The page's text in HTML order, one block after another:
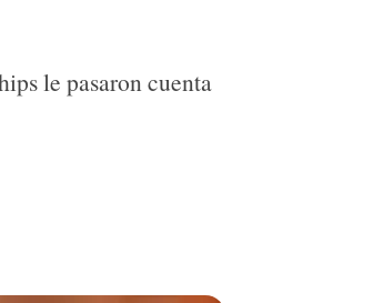
le pasaron cuenta